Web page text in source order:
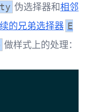
伪选择器和相邻
的兄弟选择器 E
做样式上的处理：